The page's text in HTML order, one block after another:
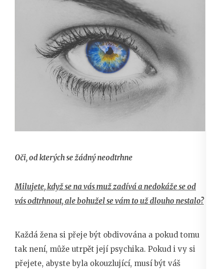
Oči, od kterých se žádný neodtrhne
Milujete, když se na vás muž zadívá a nedokáže se od
vás odtrhnout, ale bohužel se vám to už dlouho nestalo?
Každá žena si přeje být obdivována a pokud tomu
tak není, může utrpět její psychika. Pokud i vy si
přejete, abyste byla okouzlující, musí být váš